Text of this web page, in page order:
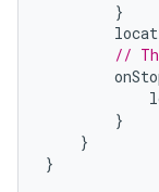
}
//
}
}
}